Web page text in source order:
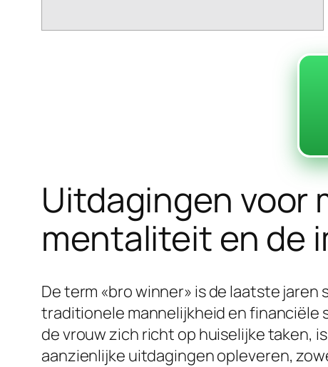
Uitdagingen voor
mentaliteit en de
De term «bro winner» is de laatste
traditionele mannelijkheid en financiële
de vrouw zich richt op huiselijke taken,
aanzienlijke uitdagingen opleveren,